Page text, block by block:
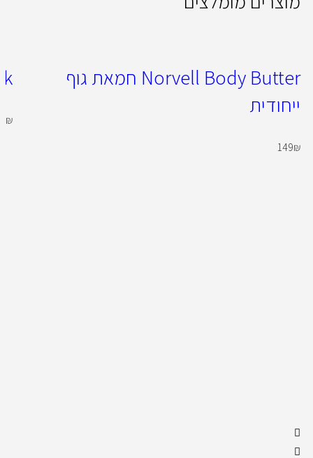
Norvell Body Butter חמאת גוף
ייחודית
149₪
₪